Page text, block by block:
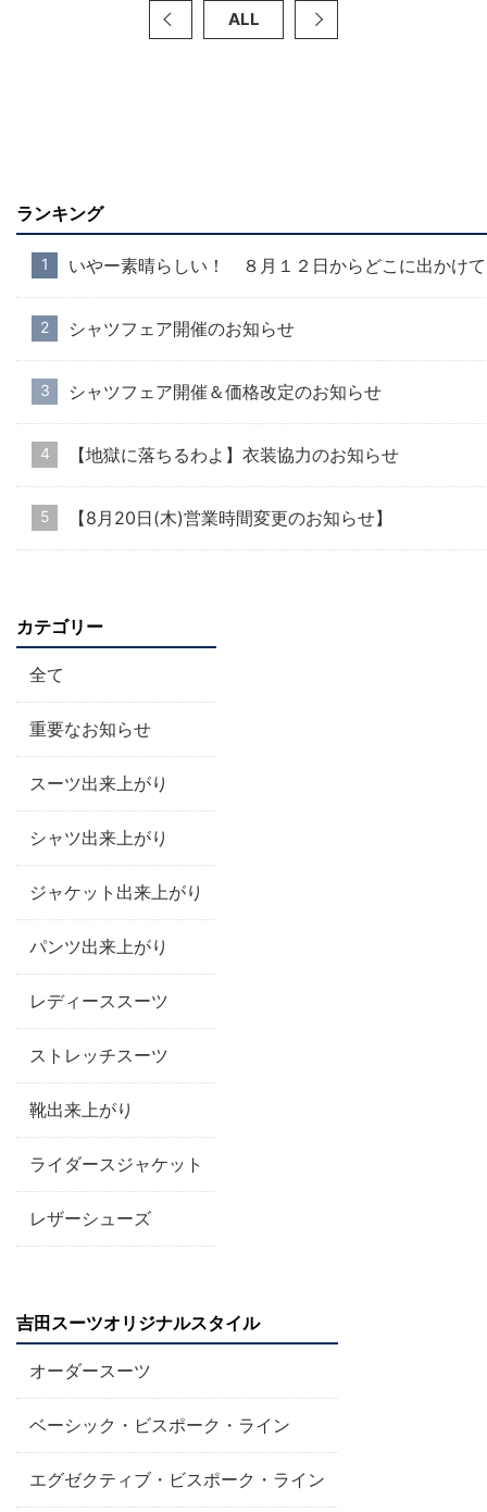
ALL
ランキング
いやー素晴らしい！ ８月１２日からどこに出かけ
シャツフェア開催のお知らせ
シャツフェア開催＆価格改定のお知らせ
【地獄に落ちるわよ】衣装協力のお知らせ
【8月20日(木)営業時間変更のお知らせ】
カテゴリー
全て
重要なお知らせ
スーツ出来上がり
シャツ出来上がり
ジャケット出来上がり
パンツ出来上がり
レディーススーツ
ストレッチスーツ
靴出来上がり
ライダースジャケット
レザーシューズ
吉田スーツオリジナルスタイル
オーダースーツ
ベーシック・ビスポーク・ライン
エグゼクティブ・ビスポーク・ライン